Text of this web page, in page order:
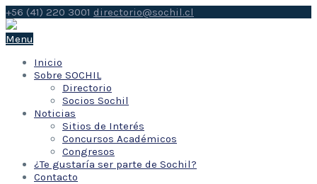
+56 (41) 220 3001 directorio@sochil.cl
Menu
Inicio
Sobre SOCHIL
Directorio
Socios Sochil
Noticias
Sitios de Interés
Concursos Académicos
Congresos
¿Te gustaría ser parte de Sochil?
Contacto